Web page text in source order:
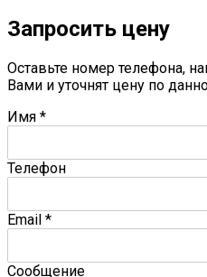
Запросить цену
Оставьте номер телефона,
Вами и уточнят цену по
Имя *
Телефон
Email *
Сообщение